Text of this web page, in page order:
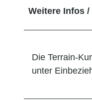
Weitere Infos
Die Terrain-
unter